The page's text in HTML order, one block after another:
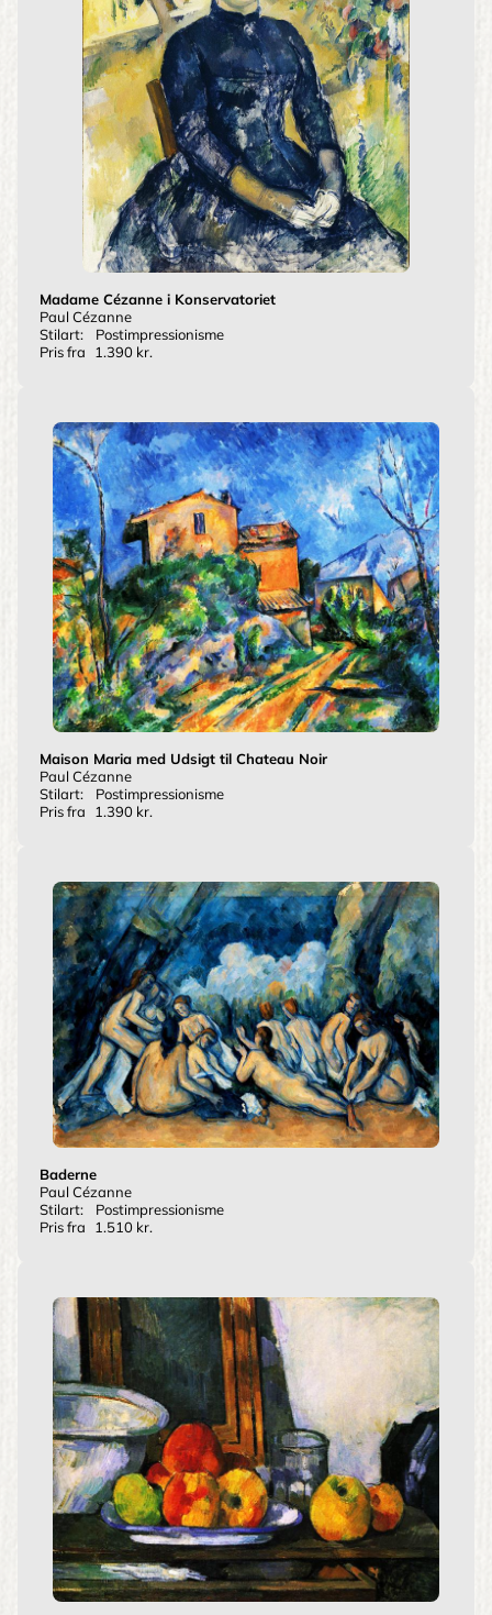
Madame Cézanne i Konservatoriet
Paul Cézanne
Stilart:
Postimpressionisme
Pris fra
1.390 kr.
Maison Maria med Udsigt til Chateau Noir
Paul Cézanne
Stilart:
Postimpressionisme
Pris fra
1.390 kr.
Baderne
Paul Cézanne
Stilart:
Postimpressionisme
Pris fra
1.510 kr.